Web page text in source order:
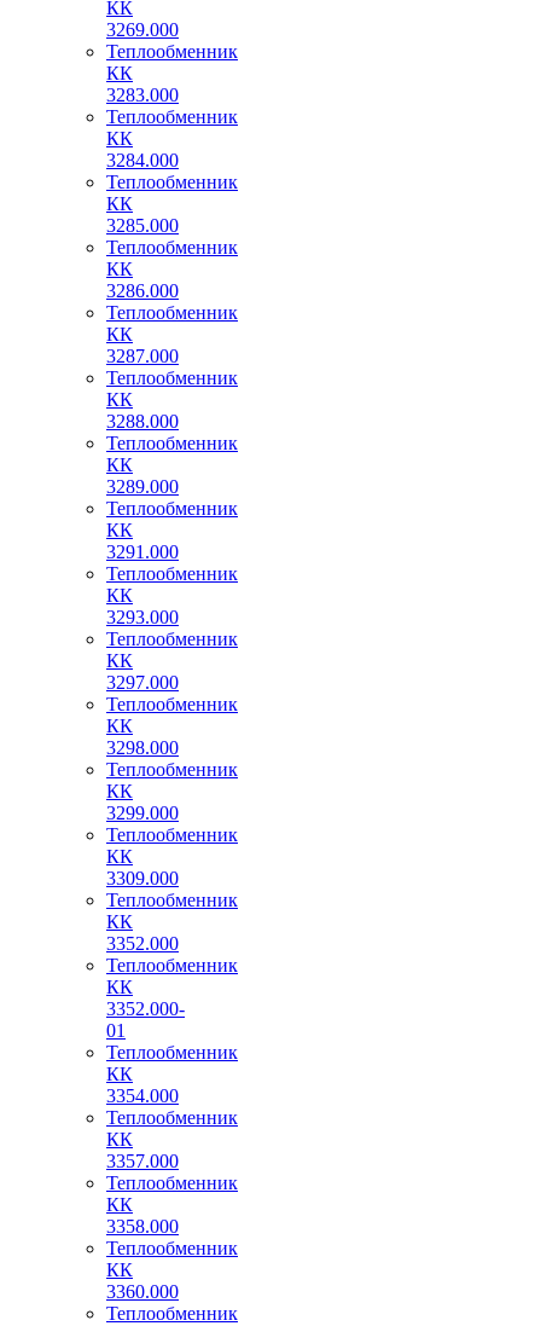
КК
3269.000
Теплообменник
КК
3283.000
Теплообменник
КК
3284.000
Теплообменник
КК
3285.000
Теплообменник
КК
3286.000
Теплообменник
КК
3287.000
Теплообменник
КК
3288.000
Теплообменник
КК
3289.000
Теплообменник
КК
3291.000
Теплообменник
КК
3293.000
Теплообменник
КК
3297.000
Теплообменник
КК
3298.000
Теплообменник
КК
3299.000
Теплообменник
КК
3309.000
Теплообменник
КК
3352.000
Теплообменник
КК
3352.000-
01
Теплообменник
КК
3354.000
Теплообменник
КК
3357.000
Теплообменник
КК
3358.000
Теплообменник
КК
3360.000
Теплообменник